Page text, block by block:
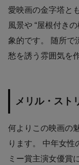
愛映画の金字塔と
風景や “屋根付き
象的です。 随所で
愁を誘う雰囲気を
メリル・スト
何よりこの映画の
ります。 中年女
ミー賞主演女優賞